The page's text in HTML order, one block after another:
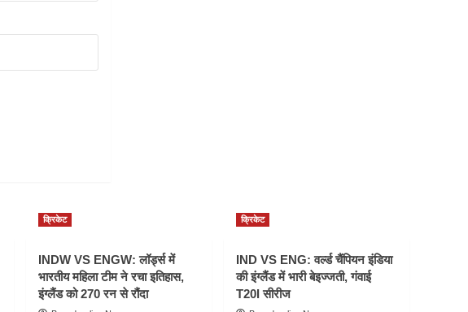
क्रिकेट
INDW VS ENGW: लॉर्ड्स में
भारतीय महिला टीम ने रचा इतिहास,
इंग्लैंड को 270 रन से रौंदा
क्रिकेट
IND VS ENG: वर्ल्ड चैंपियन इंडिया
की इंग्लैंड में भारी बेइज्जती, गंवाई
T20I सीरीज